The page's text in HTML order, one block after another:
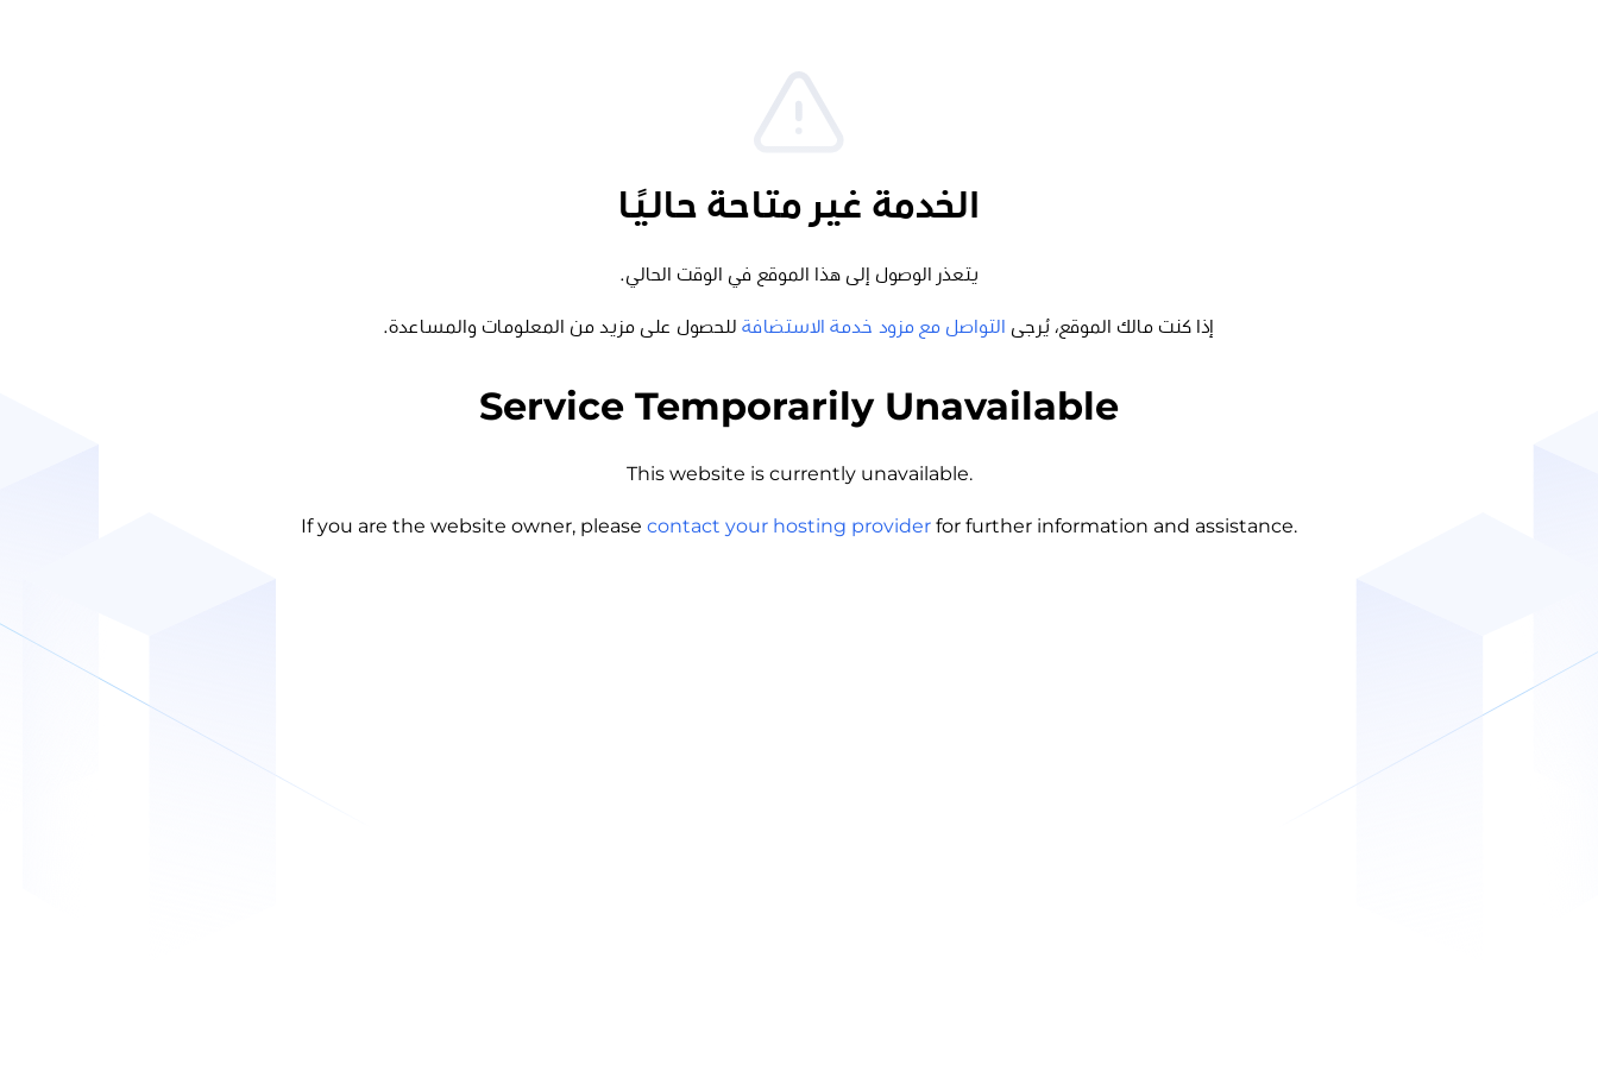
الخدمة غير متاحة حاليًا
يتعذر الوصول إلى هذا الموقع في الوقت الحالي.
إذا كنت مالك الموقع، يُرجى التواصل مع مزود خدمة الاستضافة للحصول على مزيد من المعلومات والمساعدة.
Service Temporarily Unavailable
This website is currently unavailable.
If you are the website owner, please contact your hosting provider for further information and assistance.